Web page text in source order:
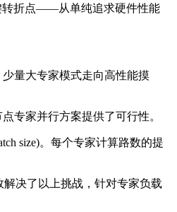
转折点——从单纯追求硬件性能
量大专家模式走向高性能摸
专家并行方案提供了可行性。
size)。每个专家计算路数的提
决了以上挑战，针对专家负载